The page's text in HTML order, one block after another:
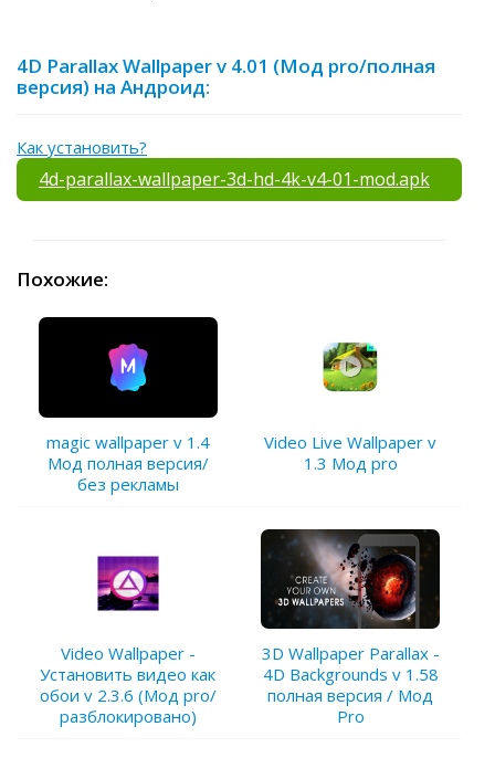
4D Parallax Wallpaper v 4.01 (Мод pro/полная
версия) на Андроид:
Как установить?
4d-parallax-wallpaper-3d-hd-4k-v4-01-mod.apk
Похожие:
magic wallpaper v 1.4
Мод полная версия/
без рекламы
Video Live Wallpaper v
1.3 Мод pro
Video Wallpaper -
Установить видео как
обои v 2.3.6 (Мод pro/
разблокировано)
3D Wallpaper Parallax -
4D Backgrounds v 1.58
полная версия / Мод
Pro